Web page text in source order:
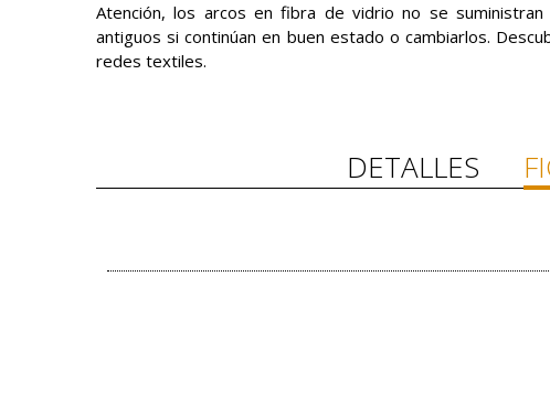
Atención, los arcos en fibra de vidrio no se
antiguos si continúan en buen estado o cambiarlos.
redes textiles.
DETALLES